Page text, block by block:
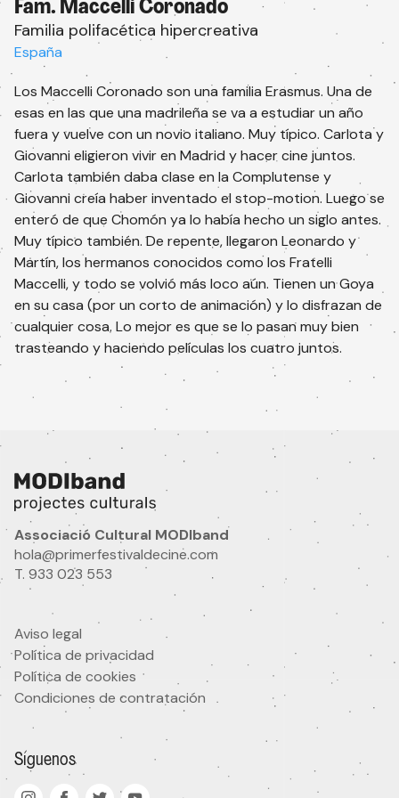
Fam. Maccelli Coronado
Familia polifacética hipercreativa
España
Los Maccelli Coronado son una familia Erasmus. Una de
esas en las que una madrileña se va a estudiar un año
fuera y vuelve con un novio italiano. Muy típico. Carlota y
Giovanni eligieron vivir en Madrid y hacer cine juntos.
Carlota también daba clase en la Complutense y
Giovanni creía haber inventado el stop-motion. Luego se
enteró de que Chomón ya lo había hecho un siglo antes.
Muy típico también. De repente, llegaron Leonardo y
Martín, los hermanos conocidos como los Fratelli
Maccelli, y todo se volvió más loco aún. Tienen un Goya
en su casa (por un corto de animación) y lo disfrazan de
cualquier cosa. Lo mejor es que se lo pasan muy bien
trasteando y haciendo películas los cuatro juntos.
Associació Cultural MODIband
hola@primerfestivaldecine.com
T. 933 023 553
Aviso legal
Política de privacidad
Política de cookies
Condiciones de contratación
Síguenos
Suscríbete a la newsletter
Recibe toda la información de nuestras
actividades.
Idioma
Si
Área de interés
He leído y acepto
la política de privacidad
Acepto recibir comunicaciones comerciales